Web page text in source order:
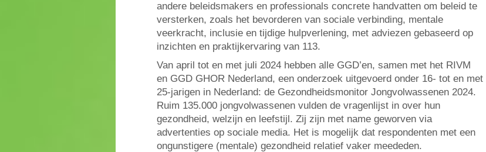
andere beleidsmakers en professionals concrete handvatten om beleid te
versterken, zoals het bevorderen van sociale verbinding, mentale
veerkracht, inclusie en tijdige hulpverlening, met adviezen gebaseerd op
inzichten en praktijkervaring van 113.
Van april tot en met juli 2024 hebben alle GGD’en, samen met het RIVM
en GGD GHOR Nederland, een onderzoek uitgevoerd onder 16- tot en met
25-jarigen in Nederland: de Gezondheidsmonitor Jongvolwassenen 2024.
Ruim 135.000 jongvolwassenen vulden de vragenlijst in over hun
gezondheid, welzijn en leefstijl. Zij zijn met name geworven via
advertenties op sociale media. Het is mogelijk dat respondenten met een
ongunstigere (mentale) gezondheid relatief vaker meededen.